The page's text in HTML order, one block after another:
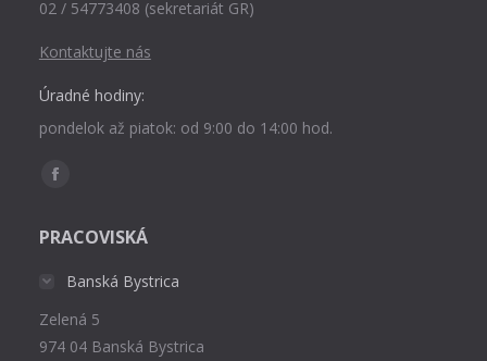
02 / 54773408 (sekretariát GR)
Kontaktujte nás
Úradné hodiny:
pondelok až piatok: od 9:00 do 14:00 hod.
Find us on:
Facebook
opens
window
PRACOVISKÁ
Banská Bystrica
Zelená 5
974 04 Banská Bystrica